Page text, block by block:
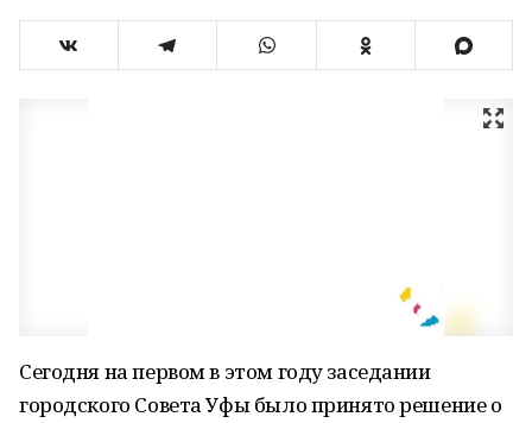
Сегодня на первом в этом году заседании
городского Совета Уфы было принято решение о